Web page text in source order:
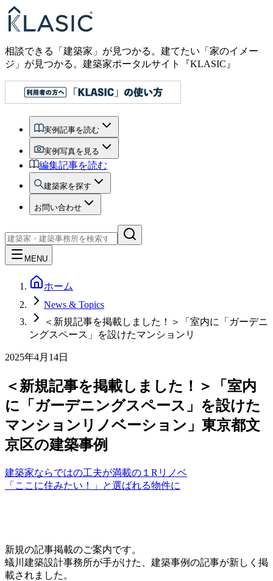
相談できる「建築家」が見つかる。建てたい「家のイメー
ジ」が見つかる。 建築家ポータルサイト『KLASIC』
実例記事を読む
実例写真を見る
編集記事を読む
建築家を探す
お問い合わせ
MENU
ホーム
News & Topics
＜新規記事を掲載しました！＞「室内に「ガーデニ
ングスペース」を設けたマンションリ
2025年4月14日
＜新規記事を掲載しました！＞「室内
に「ガーデニングスペース」を設けた
マンションリノベーション」東京都文
京区の建築事例
建築家ならではの工夫が満載の１Rリノベ
「ここに住みたい！」と選ばれる物件に
新規の記事掲載のご案内です。
蟻川建築設計事務所が手がけた、建築事例の記事が新しく掲
載されました。